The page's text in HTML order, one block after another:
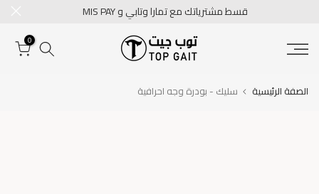
المحتوى
قسط مشترياتك مع تمارا وتابي و MIS PAY
0
الصفة الرئيسية سليك - بودرة وجه احرافية